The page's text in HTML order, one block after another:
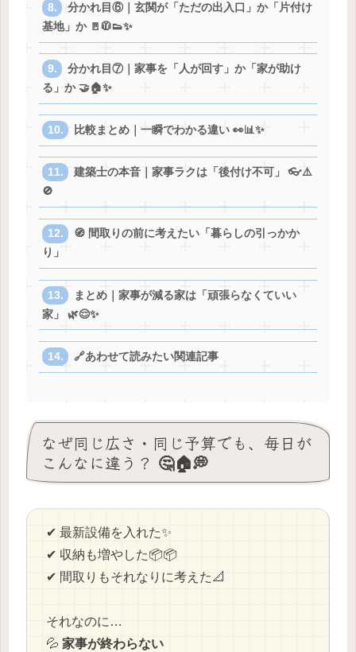
分かれ目⑥｜玄関が「ただの出入口」か「片付け
基地」か 🚪🧥👟✨
分かれ目⑦｜家事を「人が回す」か「家が助け
る」か 🤝🏠✨
比較まとめ｜一瞬でわかる違い 👀📊✨
建築士の本音｜家事ラクは「後付け不可」 👓⚠️
🚫
🧭 間取りの前に考えたい「暮らしの引っかか
り」
まとめ｜家事が減る家は「頑張らなくていい
家」 🌿😌✨
🔗あわせて読みたい関連記事
なぜ同じ広さ・同じ予算でも、毎日が
こんなに違う？ 🤔🏠💭
✔ 最新設備を入れた✨
✔ 収納も増やした📦📦
✔ 間取りもそれなりに考えた📐
それなのに…
💦 家事が終わらない